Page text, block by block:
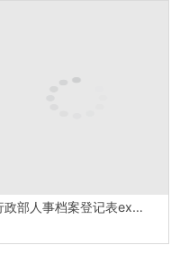
行政部人事档案登记表excel模板